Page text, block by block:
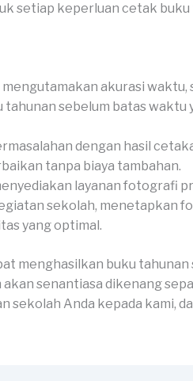
setiap keperluan cetak buku
akurasi waktu,
sebelum batas waktu
dengan hasil
tanpa biaya tambahan.
layanan fotografi
sekolah, menetapkan
yang optimal.
menghasilkan buku
senantiasa dikenang
sekolah Anda kepada kami,